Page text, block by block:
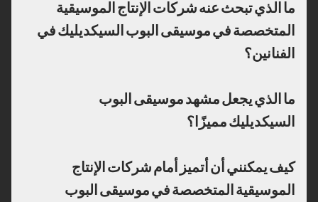
ما الذي تبحث عنه شركات الإنتاج الموسيقية
المتخصصة في موسيقى البوب السيكديليك في
الفنانين؟
ما الذي يجعل مشهد موسيقى البوب
السيكديليك مميزًا؟
كيف يمكنني أن أتميز أمام شركات الإنتاج
الموسيقية المتخصصة في موسيقى البوب